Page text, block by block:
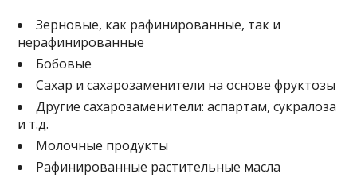
Зерновые, как рафинированные, так и
нерафинированные
Бобовые
Сахар и сахарозаменители на основе фруктозы
Другие сахарозаменители: аспартам, сукралоза
и т.д.
Молочные продукты
Рафинированные растительные масла